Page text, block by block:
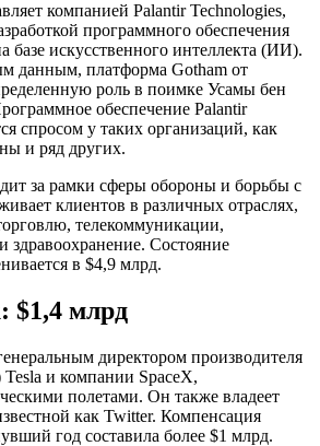
компанией Palantir Technologies,
программного обеспечения
базе искусственного интеллекта (ИИ).
данным, платформа Gotham от
роль в поимке Усамы бен
обеспечение Palantir
спросом у таких организаций, как
и ряд других.
за рамки сферы обороны и борьбы с
клиентов в различных отраслях,
телекоммуникации,
здравоохранение. Состояние
в $4,9 млрд.
$1,4 млрд
директором производителя
и компании SpaceX,
полетами. Он также владеет
как Twitter. Компенсация
год составила более $1 млрд.